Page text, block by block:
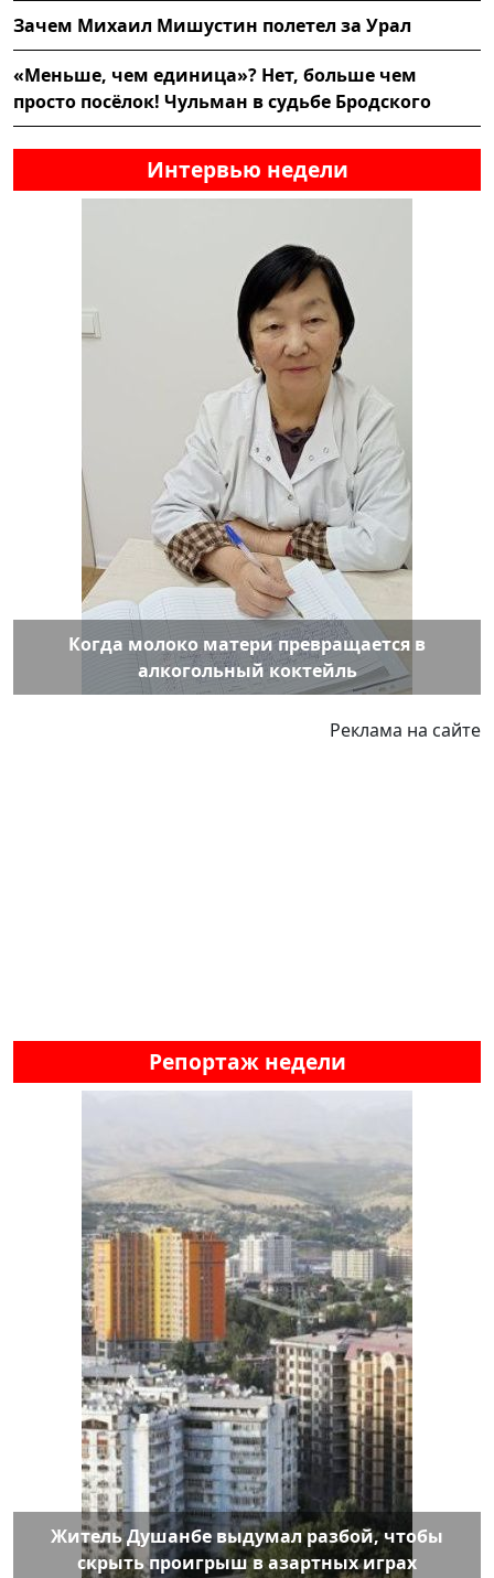
Зачем Михаил Мишустин полетел за Урал
«Меньше, чем единица»? Нет, больше чем
просто посёлок! Чульман в судьбе Бродского
Интервью недели
Когда молоко матери превращается в
алкогольный коктейль
Реклама на сайте
Репортаж недели
Житель Душанбе выдумал разбой, чтобы
скрыть проигрыш в азартных играх